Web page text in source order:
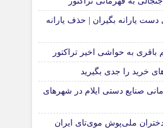
یارانه بگیران | حذف یارانه
به حواشی اخیر تراکتور
خرید را جدی بگیرید
تومانی صنایع دستی ایلام در شهرهای
ملی‌پوش موی‌تای ایران